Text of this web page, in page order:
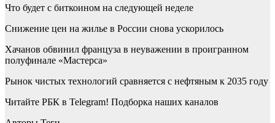
Что будет с биткоином на следующей неделе
Снижение цен на жилье в России снова ускорилось
Хачанов обвинил француза в неуважении в проигранном
полуфинале «Мастерса»
Рынок чистых технологий сравняется с нефтяным к 2035 году
Читайте РБК в Telegram! Подборка наших каналов